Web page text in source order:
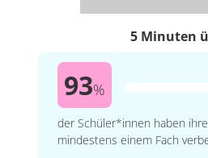
5 Minuten
93%
der Schüler*innen haben
mindestens einem Fach